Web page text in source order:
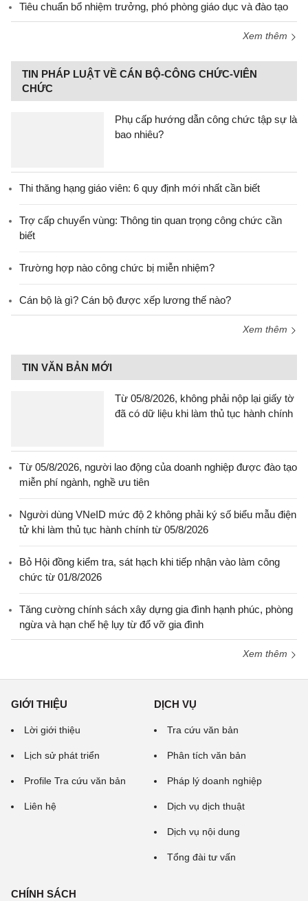
Tiêu chuẩn bổ nhiệm trưởng, phó phòng giáo dục và đào tạo
Xem thêm
TIN PHÁP LUẬT VỀ CÁN BỘ-CÔNG CHỨC-VIÊN
CHỨC
Phụ cấp hướng dẫn công chức tập sự là
bao nhiêu?
Thi thăng hạng giáo viên: 6 quy định mới nhất cần biết
Trợ cấp chuyển vùng: Thông tin quan trọng công chức cần
biết
Trường hợp nào công chức bị miễn nhiệm?
Cán bộ là gì? Cán bộ được xếp lương thế nào?
Xem thêm
TIN VĂN BẢN MỚI
Từ 05/8/2026, không phải nộp lại giấy tờ
đã có dữ liệu khi làm thủ tục hành chính
Từ 05/8/2026, người lao động của doanh nghiệp được đào tạo
miễn phí ngành, nghề ưu tiên
Người dùng VNeID mức độ 2 không phải ký số biểu mẫu điện
tử khi làm thủ tục hành chính từ 05/8/2026
Bỏ Hội đồng kiểm tra, sát hạch khi tiếp nhận vào làm công
chức từ 01/8/2026
Tăng cường chính sách xây dựng gia đình hạnh phúc, phòng
ngừa và hạn chế hệ lụy từ đổ vỡ gia đình
Xem thêm
GIỚI THIỆU
Lời giới thiệu
Lịch sử phát triển
Profile Tra cứu văn bản
Liên hệ
DỊCH VỤ
Tra cứu văn bản
Phân tích văn bản
Pháp lý doanh nghiệp
Dịch vụ dịch thuật
Dịch vụ nội dung
Tổng đài tư vấn
CHÍNH SÁCH